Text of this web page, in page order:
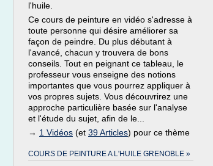
l'huile.
Ce cours de peinture en vidéo s'adresse à
toute personne qui désire améliorer sa
façon de peindre. Du plus débutant à
l'avancé, chacun y trouvera de bons
conseils. Tout en peignant ce tableau, le
professeur vous enseigne des notions
importantes que vous pourrez appliquer à
vos propres sujets. Vous découvrirez une
approche particulière basée sur l'analyse
et l'étude du sujet, afin de le...
→ 1 Vidéos (et 39 Articles) pour ce thème
COURS DE PEINTURE A L'HUILE GRENOBLE »